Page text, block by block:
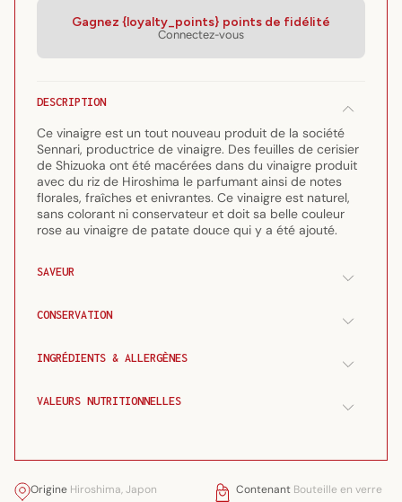
de
de
300
de
Vinaigre
de
Gagnez {loyalty_points} points de fidélité
Connectez-vous
DESCRIPTION
Ce vinaigre est un tout nouveau produit de la société
Sennari, productrice de vinaigre. Des feuilles de cerisier
de Shizuoka ont été macérées dans du vinaigre produit
avec du riz de Hiroshima le parfumant ainsi de notes
florales, fraîches et enivrantes. Ce vinaigre est naturel,
sans colorant ni conservateur et doit sa belle couleur
rose au vinaigre de patate douce qui y a été ajouté.
SAVEUR
CONSERVATION
INGRÉDIENTS & ALLERGÈNES
VALEURS NUTRITIONNELLES
Origine Hiroshima, Japon Contenant Bouteille en verre